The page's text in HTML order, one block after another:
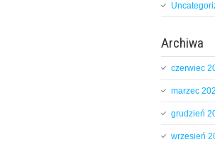
Archiwa
czerwiec
marzec
grudzień
wrzesień